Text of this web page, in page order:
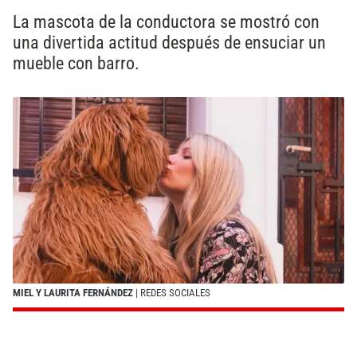
La mascota de la conductora se mostró con
una divertida actitud después de ensuciar un
mueble con barro.
MIEL Y LAURITA FERNÁNDEZ | REDES SOCIALES